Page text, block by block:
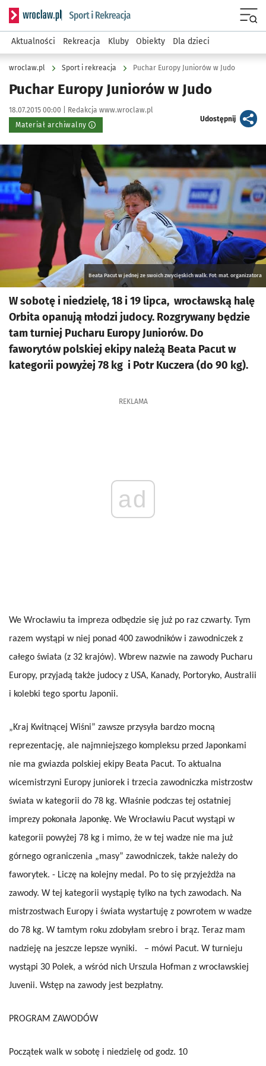
Serwis informacyjny wroclaw.pl podserwis: Sport i rekreacja
Aktualności Rekreacja Kluby Obiekty Dla dzieci
wroclaw.pl Sport i rekreacja Puchar Europy Juniorów w Judo
Puchar Europy Juniorów w Judo
Data publikacji:
18.07.2015 00:00 | Autor:
Redakcja www.wroclaw.pl
Materiał archiwalny
Udostępnijartykuł
Kliknij, aby powiększyć
Beata Pacut w jednej ze swoich zwycięskich walk. Fot: mat. organizatora
W sobotę i niedzielę, 18 i 19 lipca, wrocławską halę
Orbita opanują młodzi judocy. Rozgrywany będzie
tam turniej Pucharu Europy Juniorów. Do
faworytów polskiej ekipy należą Beata Pacut w
kategorii powyżej 78 kg i Potr Kuczera (do 90 kg).
REKLAMA
ad
We Wrocławiu ta impreza odbędzie się już po raz czwarty. Tym
razem wystąpi w niej ponad 400 zawodników i zawodniczek z
całego świata (z 32 krajów). Wbrew nazwie na zawody Pucharu
Europy, przyjadą także judocy z USA, Kanady, Portoryko, Australii
i kolebki tego sportu Japonii.
„Kraj Kwitnącej Wiśni” zawsze przysyła bardzo mocną
reprezentację, ale najmniejszego kompleksu przed Japonkami
nie ma gwiazda polskiej ekipy Beata Pacut. To aktualna
wicemistrzyni Europy juniorek i trzecia zawodniczka mistrzostw
świata w kategorii do 78 kg. Właśnie podczas tej ostatniej
imprezy pokonała Japonkę. We Wrocławiu Pacut wystąpi w
kategorii powyżej 78 kg i mimo, że w tej wadze nie ma już
górnego ograniczenia „masy” zawodniczek, także należy do
faworytek. - Liczę na kolejny medal. Po to się przyjeżdża na
zawody. W tej kategorii wystąpię tylko na tych zawodach. Na
mistrzostwach Europy i świata wystartuję z powrotem w wadze
do 78 kg. W tamtym roku zdobyłam srebro i brąz. Teraz mam
nadzieję na jeszcze lepsze wyniki. – mówi Pacut. W turnieju
wystąpi 30 Polek, a wśród nich Urszula Hofman z wrocławskiej
Juvenii. Wstęp na zawody jest bezpłatny.
PROGRAM ZAWODÓW
Początek walk w sobotę i niedzielę od godz. 10